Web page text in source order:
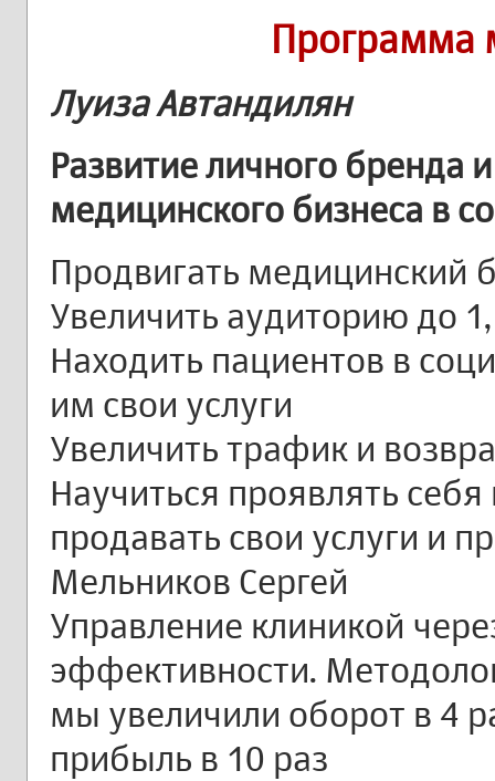
Программа
Луиза Автандилян
Развитие личного бренда
медицинского бизнеса в
Продвигать медицинский
Увеличить аудиторию до
Находить пациентов в
им свои услуги
Увеличить трафик и
Научиться проявлять
продавать свои услуги и
Мельников Сергей
Управление клиникой
эффективности.
мы увеличили оборот в 4
прибыль в 10 раз